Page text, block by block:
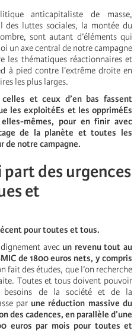
anticapitaliste de masse,
des luttes sociales, la montée du
sont autant d’éléments qui
un axe central de notre campagne
les thématiques réactionnaires et
à pied contre l'extrême droite en
les plus larges.
et ceux d’en bas fassent
les exploitéEs et les oppriméEs
mêmes, pour en finir avec
de la planète et toutes les
de notre campagne.
des urgences
et
pour toutes et tous.
avec un revenu tout au
de 1800 euros nets, y compris
fait des études, que l’on recherche
Toutes et tous doivent pouvoir
besoins de la société et de la
par une réduction massive du
des cadences, en parallèle d’une
euros par mois pour toutes et